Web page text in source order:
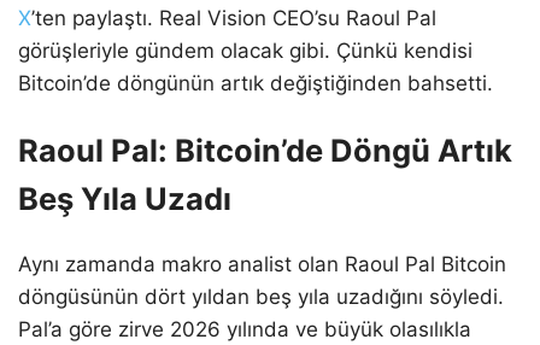
X’ten paylaştı. Real Vision CEO’su Raoul Pal
görüşleriyle gündem olacak gibi. Çünkü kendisi
Bitcoin’de döngünün artık değiştiğinden bahsetti.
Raoul Pal: Bitcoin’de Döngü Artık
Beş Yıla Uzadı
Aynı zamanda makro analist olan Raoul Pal Bitcoin
döngüsünün dört yıldan beş yıla uzadığını söyledi.
Pal’a göre zirve 2026 yılında ve büyük olasılıkla